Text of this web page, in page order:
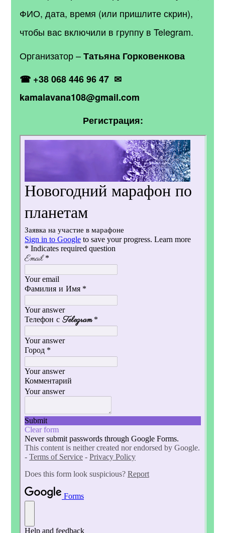
ФИО, дата, время (или пришлите скрин),
чтобы вас включили в группу в Telegram.
Организатор –Татьяна Горковенкова
☎ +38 068 446 96 47 ✉
kamalavana108@gmail.com
Регистрация: